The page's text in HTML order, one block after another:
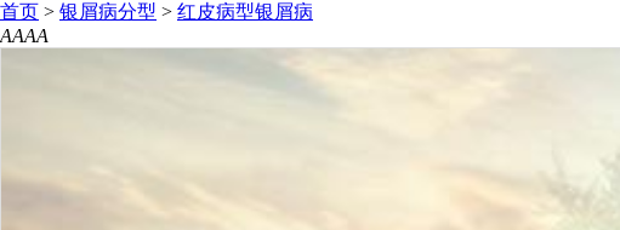
首页 > 银屑病分型 > 红皮病型银屑病
AAAA